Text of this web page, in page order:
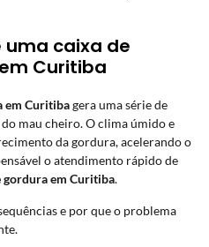
uma caixa de
Curitiba
em Curitibagera uma série de
mau cheiro. O clima úmido e
da gordura, acelerando o
o atendimento rápido de
gordura em Curitiba.
e por que o problema